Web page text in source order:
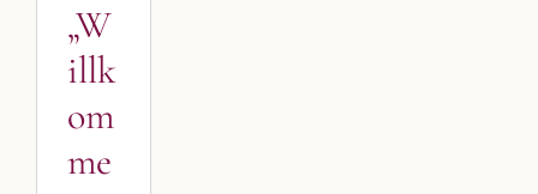
Blogbeiträge
Kulmbach
„W
illk
om
me